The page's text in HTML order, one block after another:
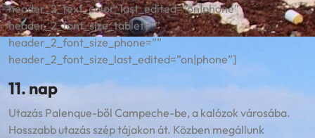
header_2_text_color_last_edited=”on|phone”
header_2_font_size_tablet=””
header_2_font_size_phone=””
header_2_font_size_last_edited=”on|phone”]
11. nap
Utazás Palenque-ből Campeche-be, a kalózok városába.
Hosszabb utazás szép tájakon át. Közben megállunk